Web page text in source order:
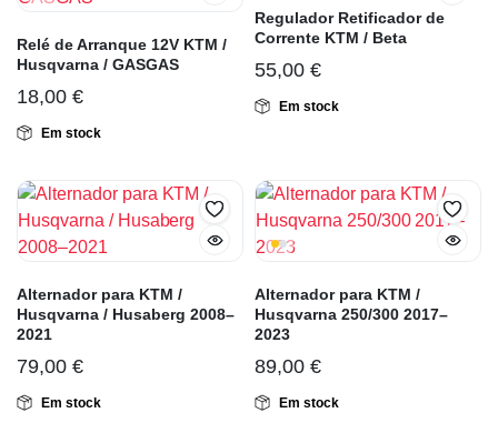
Relé de Arranque 12V KTM /
Husqvarna / GASGAS
18,00 €
Em stock
Regulador Retificador de
Corrente KTM / Beta
55,00 €
Em stock
Alternador para KTM /
Husqvarna / Husaberg 2008–
2021
79,00 €
Em stock
Alternador para KTM /
Husqvarna 250/300 2017–
2023
89,00 €
Em stock